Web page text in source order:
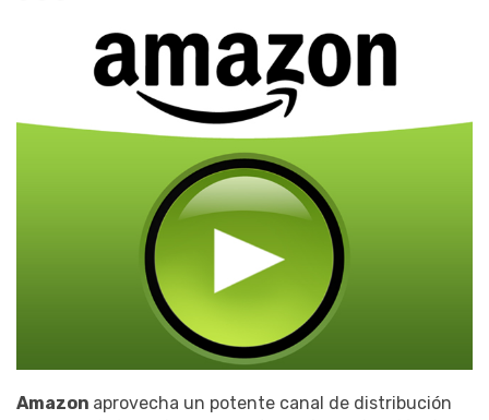
Amazon aprovecha un potente canal de distribución